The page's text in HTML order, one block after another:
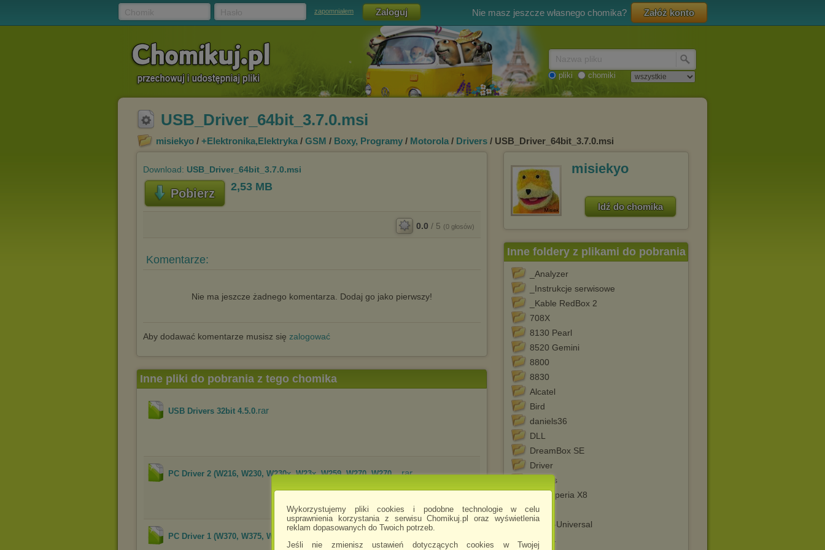
Wykorzystujemy pliki cookies i podobne technologie w celu
usprawnienia korzystania z serwisu Chomikuj.pl oraz wyświetlenia
reklam dopasowanych do Twoich potrzeb.
Jeśli nie zmienisz ustawień dotyczących cookies w Twojej
zapomniałem Nie masz jeszcze własnego chomika? Załóż konto
pliki chomiki
USB_Driver_64bit_3.7.0.msi
misiekyo / +Elektronika,Elektryka / GSM / Boxy, Programy / Motorola / Drivers / USB_Driver_64bit_3.7.0.msi
Download: USB_Driver_64bit_3.7.0.msi
Pobierz 2,53 MB
0.0 / 5 (0 głosów)
Komentarze:
Nie ma jeszcze żadnego komentarza. Dodaj go jako pierwszy!
Aby dodawać komentarze musisz się zalogować
misiekyo
Idź do chomika
Inne foldery z plikami do pobrania
_Analyzer
_Instrukcje serwisowe
_Kable RedBox 2
708X
8130 Pearl
8520 Gemini
8800
8830
Alcatel
Bird
daniels36
DLL
DreamBox SE
Driver
Drivers
E15i Xperia X8
FSG
Genie-Universal
Inne pliki do pobrania z tego chomika
USB Drivers 32bit 4.5.0.rar
PC Driver 2 (W216, W230, W230x, W23x, W259, W270, W270....rar
PC Driver 1 (W370, W375, W376g, W377) .rar